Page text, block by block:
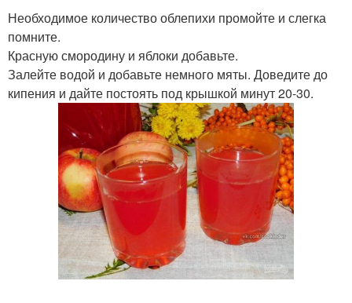
Необходимое количество облепихи промойте и слегка
помните.
Красную смородину и яблоки добавьте.
Залейте водой и добавьте немного мяты. Доведите до
кипения и дайте постоять под крышкой минут 20-30.